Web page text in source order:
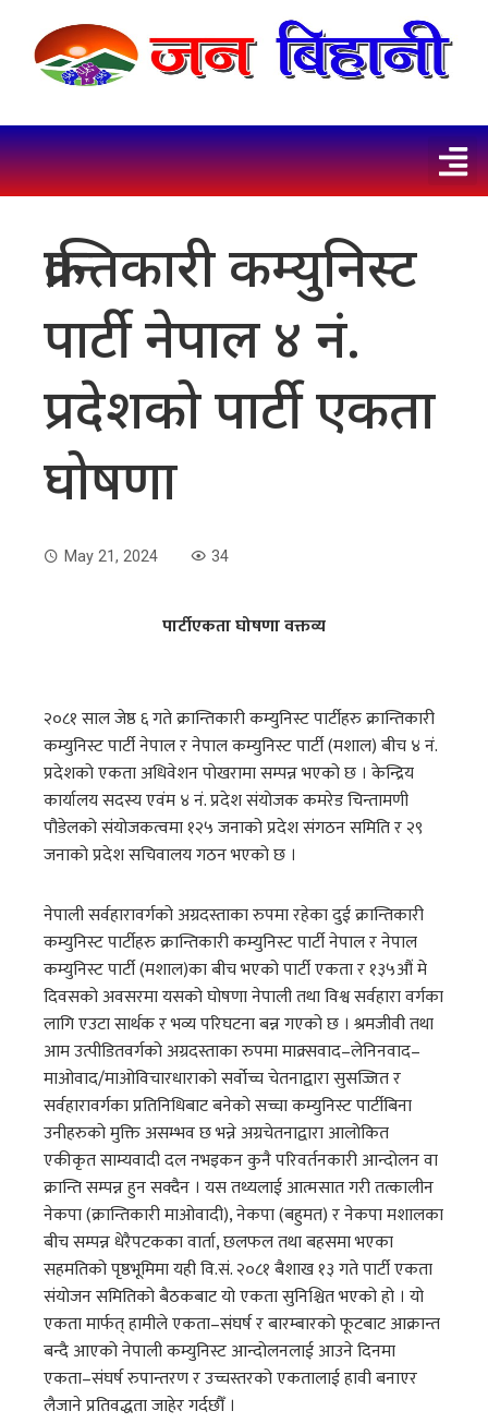
क्रान्तिकारी कम्युनिस्ट
पार्टी नेपाल ४ नं.
प्रदेशको पार्टी एकता
घोषणा
May 21, 2024 34
पार्टीएकता घोषणा वक्तव्य
२०८१ साल जेष्ठ ६ गते क्रान्तिकारी कम्युनिस्ट पार्टीहरु क्रान्तिकारी
कम्युनिस्ट पार्टी नेपाल र नेपाल कम्युनिस्ट पार्टी (मशाल) बीच ४ नं.
प्रदेशको एकता अधिवेशन पोखरामा सम्पन्न भएको छ । केन्द्रिय
कार्यालय सदस्य एवंम ४ नं. प्रदेश संयोजक कमरेड चिन्तामणी
पौडेलको संयोजकत्वमा १२५ जनाको प्रदेश संगठन समिति र २९
जनाको प्रदेश सचिवालय गठन भएको छ ।
नेपाली सर्वहारावर्गको अग्रदस्ताका रुपमा रहेका दुई क्रान्तिकारी
कम्युनिस्ट पार्टीहरु क्रान्तिकारी कम्युनिस्ट पार्टी नेपाल र नेपाल
कम्युनिस्ट पार्टी (मशाल)का बीच भएको पार्टी एकता र १३५औं मे
दिवसको अवसरमा यसको घोषणा नेपाली तथा विश्व सर्वहारा वर्गका
लागि एउटा सार्थक र भव्य परिघटना बन्न गएको छ । श्रमजीवी तथा
आम उत्पीडितवर्गको अग्रदस्ताका रुपमा माक्र्सवाद–लेनिनवाद–
माओवाद/माओविचारधाराको सर्वोच्च चेतनाद्वारा सुसज्जित र
सर्वहारावर्गका प्रतिनिधिबाट बनेको सच्चा कम्युनिस्ट पार्टीबिना
उनीहरुको मुक्ति असम्भव छ भन्ने अग्रचेतनाद्वारा आलोकित
एकीकृत साम्यवादी दल नभइकन कुनै परिवर्तनकारी आन्दोलन वा
क्रान्ति सम्पन्न हुन सक्दैन । यस तथ्यलाई आत्मसात गरी तत्कालीन
नेकपा (क्रान्तिकारी माओवादी), नेकपा (बहुमत) र नेकपा मशालका
बीच सम्पन्न धेरैपटकका वार्ता, छलफल तथा बहसमा भएका
सहमतिको पृष्ठभूमिमा यही वि.सं. २०८१ बैशाख १३ गते पार्टी एकता
संयोजन समितिको बैठकबाट यो एकता सुनिश्चित भएको हो । यो
एकता मार्फत् हामीले एकता–संघर्ष र बारम्बारको फूटबाट आक्रान्त
बन्दै आएको नेपाली कम्युनिस्ट आन्दोलनलाई आउने दिनमा
एकता–संघर्ष रुपान्तरण र उच्चस्तरको एकतालाई हावी बनाएर
लैजाने प्रतिवद्धता जाहेर गर्दछौँ ।